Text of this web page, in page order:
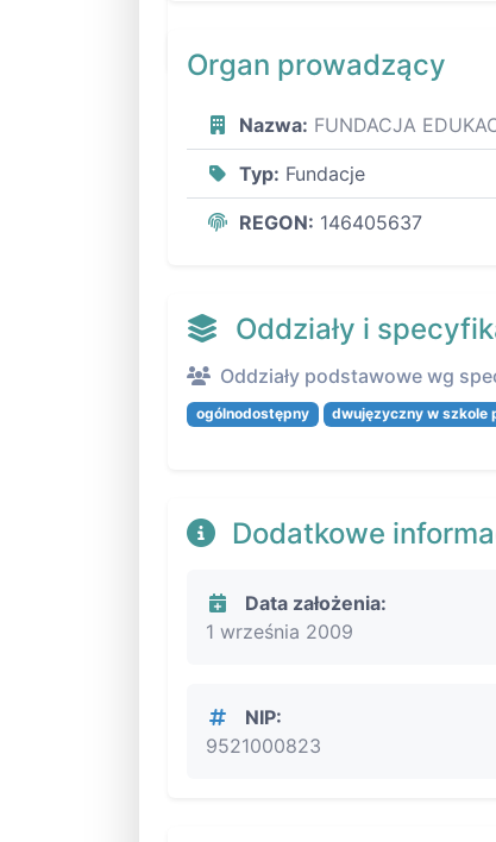
Organ prowadzący
Nazwa: FUNDACJA
Typ: Fundacje
REGON: 146405637
Oddziały i
Oddziały podstawowe wg
ogólnodostępny dwujęzyczny w szkole
Dodatkowe
Data założenia:
1 września 2009
NIP:
9521000823